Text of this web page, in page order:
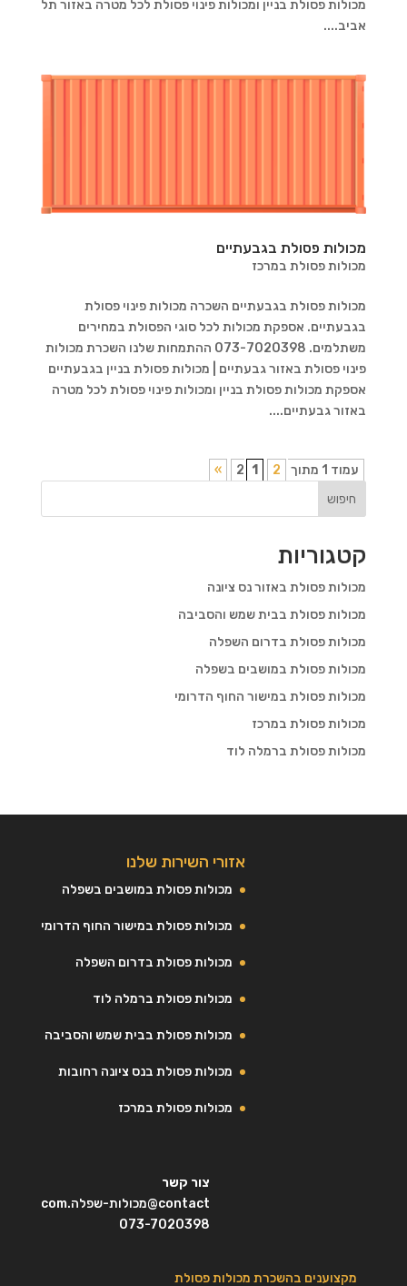
מכולות פסולת בניין ומכולות פינוי פסולת לכל מטרה באזור תל
אביב....
מכולות פסולת בגבעתיים
מכולות פסולת במרכז
מכולות פסולת בגבעתיים השכרה מכולות פינוי פסולת
בגבעתיים. אספקת מכולות לכל סוגי הפסולת במחירים
משתלמים. 073-7020398 ההתמחות שלנו השכרת מכולות
פינוי פסולת באזור גבעתיים | מכולות פסולת בניין בגבעתיים
אספקת מכולות פסולת בניין ומכולות פינוי פסולת לכל מטרה
באזור גבעתיים....
עמוד 1 מתוך 2 1 2
»
חיפוש
קטגוריות
מכולות פסולת באזור נס ציונה
מכולות פסולת בבית שמש והסביבה
מכולות פסולת בדרום השפלה
מכולות פסולת במושבים בשפלה
מכולות פסולת במישור החוף הדרומי
מכולות פסולת במרכז
מכולות פסולת ברמלה לוד
אזורי השירות שלנו
מכולות פסולת במושבים בשפלה
מכולות פסולת במישור החוף הדרומי
מכולות פסולת בדרום השפלה
מכולות פסולת ברמלה לוד
מכולות פסולת בבית שמש והסביבה
מכולות פסולת בנס ציונה רחובות
מכולות פסולת במרכז
צור קשר
contact@מכולות-שפלה.com
073-7020398
מקצוענים בהשכרת מכולות פסולת